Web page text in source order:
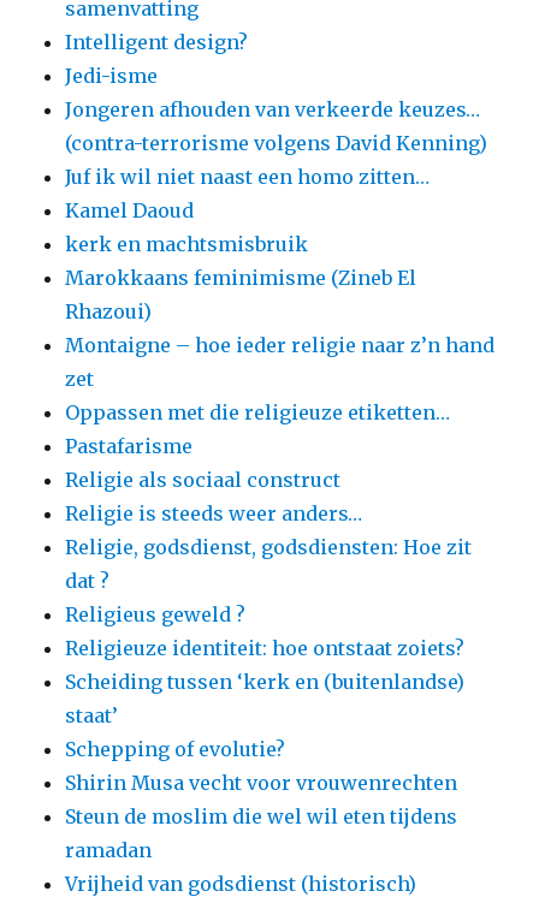
samenvatting
Intelligent design?
Jedi-isme
Jongeren afhouden van verkeerde keuzes…
(contra-terrorisme volgens David Kenning)
Juf ik wil niet naast een homo zitten…
Kamel Daoud
kerk en machtsmisbruik
Marokkaans feminimisme (Zineb El
Rhazoui)
Montaigne – hoe ieder religie naar z’n hand
zet
Oppassen met die religieuze etiketten…
Pastafarisme
Religie als sociaal construct
Religie is steeds weer anders…
Religie, godsdienst, godsdiensten: Hoe zit
dat ?
Religieus geweld ?
Religieuze identiteit: hoe ontstaat zoiets?
Scheiding tussen ‘kerk en (buitenlandse)
staat’
Schepping of evolutie?
Shirin Musa vecht voor vrouwenrechten
Steun de moslim die wel wil eten tijdens
ramadan
Vrijheid van godsdienst (historisch)